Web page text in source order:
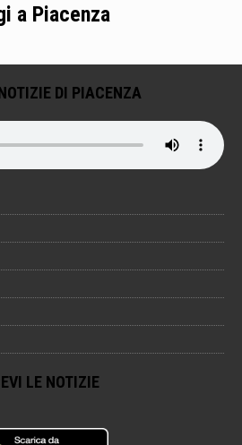
a Piacenza
DI PIACENZA
LE NOTIZIE